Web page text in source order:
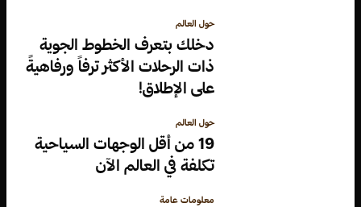
حول العالم
دخلك بتعرف الخطوط الجوية
ذات الرحلات الأكثر ترفاً ورفاهيةً
على الإطلاق!
حول العالم
19 من أقل الوجهات السياحية
تكلفة في العالم الآن
معلومات عامة